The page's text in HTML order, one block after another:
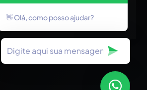
👋 Olá, como posso ajudar?